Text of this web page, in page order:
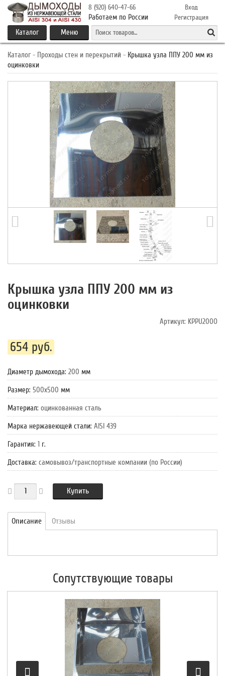
8 (920) 640-47-66
Работаем по России
Вход
Регистрация
Каталог Меню
Каталог - Проходы стен и перекрытий - Крышка узла ППУ 200 мм из
оцинковки
Крышка узла ППУ 200 мм из
оцинковки
Артикул: KPPU200O
654 руб.
Диаметр дымохода: 200 мм
Размер: 500х500 мм
Материал: оцинкованная сталь
Марка нержавеющей стали: AISI 439
Гарантия: 1 г.
Доставка: самовывоз/транспортные компании (по России)
Купить
Описание Отзывы
Сопутствующие товары